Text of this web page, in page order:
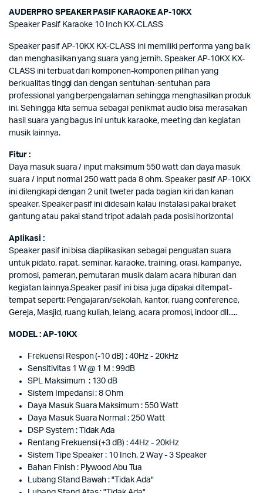
AUDERPRO SPEAKER PASIF KARAOKE AP-10KX
Speaker Pasif Karaoke 10 Inch KX-CLASS
Speaker pasif AP-10KX KX-CLASS ini memiliki performa yang baik
dan menghasilkan yang suara yang jernih. Speaker AP-10KX KX-
CLASS ini terbuat dari komponen-komponen pilihan yang
berkualitas tinggi dan dengan sentuhan-sentuhan para
professional yang berpengalaman sehingga menghasilkan produk
ini. Sehingga kita semua sebagai penikmat audio bisa merasakan
hasil suara yang bagus ini untuk karaoke, meeting dan kegiatan
musik lainnya.
Fitur :
Daya masuk suara / input maksimum 550 watt dan daya masuk
suara / input normal 250 watt pada 8 ohm. Speaker pasif AP-10KX
ini dilengkapi dengan 2 unit tweter pada bagian kiri dan kanan
speaker. Speaker pasif ini didesain kalau instalasi pakai braket
gantung atau pakai stand tripot adalah pada posisi horizontal
Aplikasi :
Speaker pasif ini bisa diaplikasikan sebagai penguatan suara
untuk pidato, rapat, seminar, karaoke, training, orasi, kampanye,
promosi, pameran, pemutaran musik dalam acara hiburan dan
kegiatan lainnya.Speaker pasif ini bisa juga dipakai ditempat-
tempat seperti: Pengajaran/sekolah, kantor, ruang conference,
Gereja, Masjid, ruang kuliah, lelang, acara promosi, indoor dll.....
MODEL : AP-10KX
Frekuensi Respon (-10 dB) : 40Hz - 20kHz
Sensitivitas 1 W @ 1 M : 99dB
SPL Maksimum : 130 dB
Sistem Impedansi : 8 Ohm
Daya Masuk Suara Maksimum : 550 Watt
Daya Masuk Suara Normal : 250 Watt
DSP System : Tidak Ada
Rentang Frekuensi (+3 dB) : 44Hz - 20kHz
Sistem Tipe Speaker : 10 Inch, 2 Way - 3 Speaker
Bahan Finish : Plywood Abu Tua
Lubang Stand Bawah : "Tidak Ada"